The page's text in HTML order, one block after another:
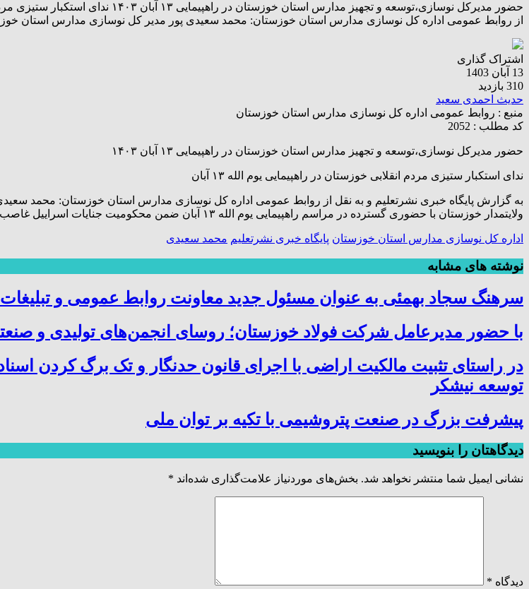
از روابط عمومی اداره کل نوسازی مدارس استان خوزستان: محمد سعیدی پور مدیر کل نوسازی مدارس استان خوزستان در
اشتراک گذاری
13 آبان 1403
310 بازدید
حدیث احمدی سعید
منبع : روابط عمومی اداره کل نوسازی مدارس استان خوزستان
کد مطلب : 2052
حضور مدیرکل نوسازی،توسعه و تجهیز مدارس استان خوزستان در راهپیمایی ۱۳ آبان ۱۴۰۳
ندای استکبار ستیزی مردم انقلابی خوزستان در راهپیمایی یوم الله ۱۳ آبان
ولایتمدار خوزستان با حضوری گسترده در مراسم راهپیمایی یوم الله ۱۳ آبان ضمن محکومیت جنایات اسراییل غاصب در فلسطین ، با مردم مظلوم غزه ابراز همدردی و حمایت کردند.
اداره کل نوسازی مدارس استان خوزستان پایگاه خبری نشرتعلیم محمد سعیدی
نوشته های مشابه
سرهنگ سجاد بهمئی به عنوان مسئول جدید معاونت روابط عمومی و
با حضور مدیرعامل شرکت فولاد خوزستان؛ روسای انجمن‌های تولیدی و
در راستای تثبیت مالکیت اراضی با اجرای قانون حدنگار و تک برگ کردن
توسعه نیشکر
پیشرفت بزرگ در صنعت پتروشیمی با تکیه بر توان ملی
دیدگاهتان را بنویسید
نشانی ایمیل شما منتشر نخواهد شد. بخش‌های موردنیاز علامت‌گذاری شده‌اند *
دیدگاه *